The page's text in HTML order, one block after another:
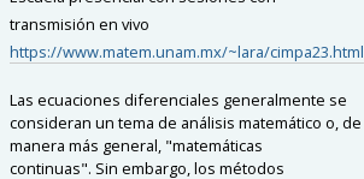
transmisión en vivo
https://www.matem.unam.mx/~lara/cimpa23.html
Las ecuaciones diferenciales generalmente se
consideran un tema de análisis matemático o, de
manera más general, "matemáticas
continuas". Sin embargo, los métodos